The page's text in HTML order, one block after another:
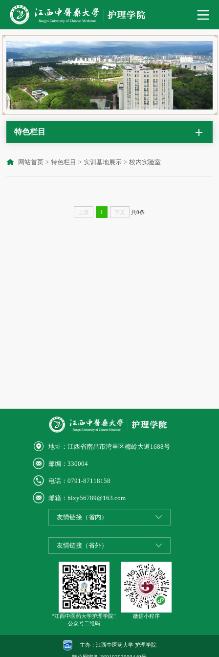
特色栏目
网站首页 > 特色栏目 > 实训基地展示 > 校内实验室
上页 1 下页 共0条
地址：江西省南昌市湾里区梅岭大道1688号
邮编：330004
电话：0791-87118158
邮箱：hlxy56789@163.com
友情链接（省内）
友情链接（省外）
“江西中医药大学护理学院”
公众号二维码
微信小程序
主办：江西中医药大学 护理学院